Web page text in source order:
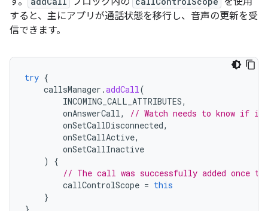
すると、主にアプリが通話状態を移行し、音声の更新を受
信できます。
try {
callsManager .addCall(
INCOMING_CALL_ATTRIBUTES,
onAnswerCall,
// Watch needs to know if it
onSetCallDisconnected,
onSetCallActive,
onSetCallInactive
)
{
// The call was successfully added once
callControlScope = this
}